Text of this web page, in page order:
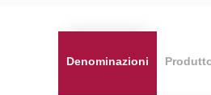
Denominazioni